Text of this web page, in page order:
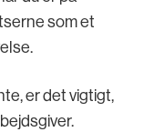
som et
er det vigtigt,